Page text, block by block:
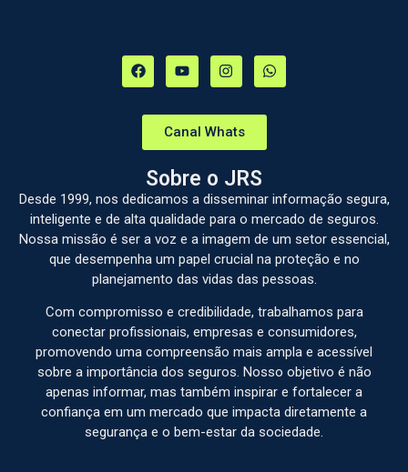
Canal Whats
Sobre o JRS
Desde 1999, nos dedicamos a disseminar informação segura,
inteligente e de alta qualidade para o mercado de seguros.
Nossa missão é ser a voz e a imagem de um setor essencial,
que desempenha um papel crucial na proteção e no
planejamento das vidas das pessoas.
Com compromisso e credibilidade, trabalhamos para
conectar profissionais, empresas e consumidores,
promovendo uma compreensão mais ampla e acessível
sobre a importância dos seguros. Nosso objetivo é não
apenas informar, mas também inspirar e fortalecer a
confiança em um mercado que impacta diretamente a
segurança e o bem-estar da sociedade.